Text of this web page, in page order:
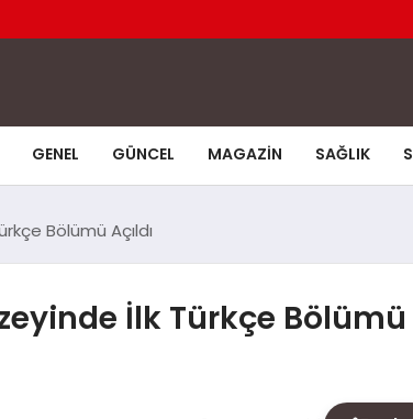
GENEL GÜNCEL MAGAZIN SAĞLIK
Bölümü Açıldı
İlk Türkçe Bölümü